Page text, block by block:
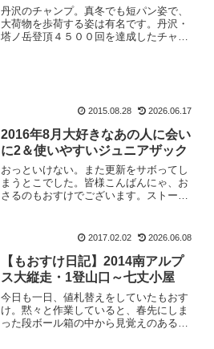
窪＆身を守るホイッスル
丹沢のチャンプ。真冬でも短パン姿で、
大荷物を歩荷する姿は有名です。丹沢・
塔ノ岳登頂４５００回を達成したチャン
2015.08.28 2026.06.17
2016年8月大好きなあの人に会い
に2＆使いやすいジュニアザック
おっといけない。また更新をサボってし
まうとこでした。皆様こんばんにゃ、お
さるのもおすけでございます。ストーブ
つかせますよっ！頑張って追いつかせま
2017.02.02 2026.06.08
【もおすけ日記】2014南アルプ
ス大縦走・1登山口～七丈小屋
今日も一日、値札替えをしていたもおす
け。黙々と作業していると、春先にしま
った段ボール箱の中から見覚えのある紙